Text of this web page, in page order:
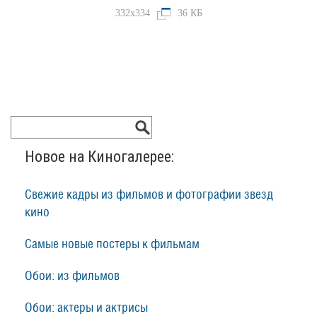
332x334 36 КБ
Новое на Киногалерее:
Свежие кадры из фильмов и фотографии звезд
кино
Самые новые постеры к фильмам
Обои: из фильмов
Обои: актеры и актрисы